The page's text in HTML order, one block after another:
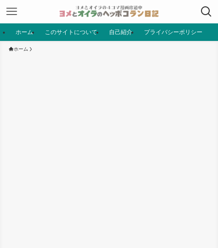
ホーム このサイトについて 自己紹介 プライバシーポリシー
ホーム